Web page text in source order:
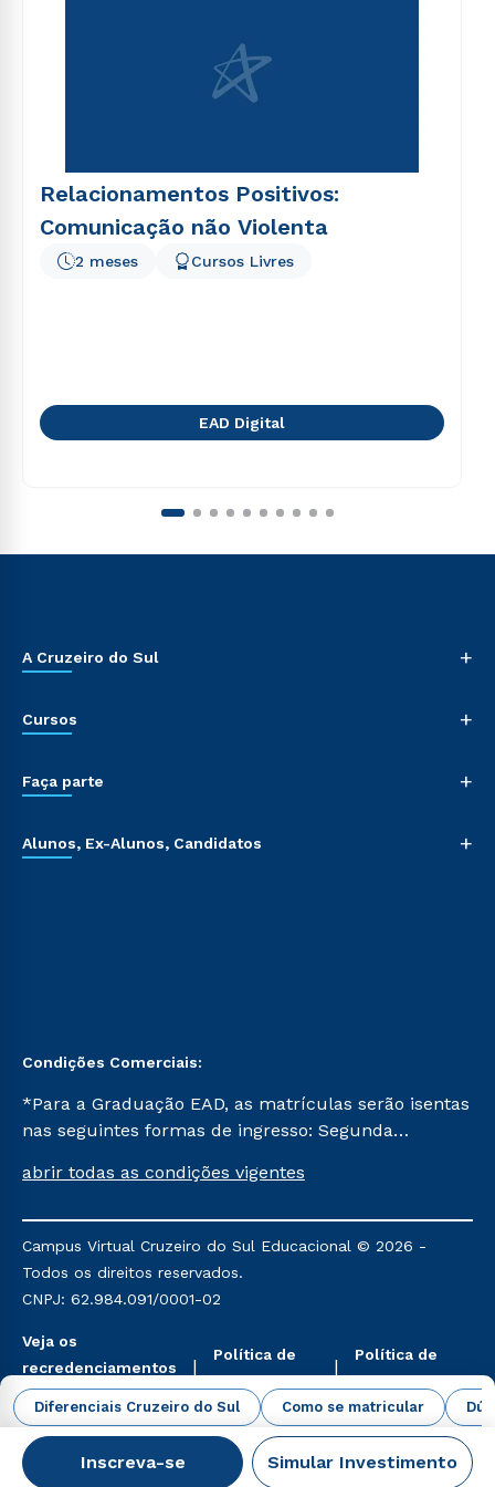
Diferenciais Cruzeiro do Sul Como se matricular
Inscreva-se Simular Investimento
Relacionamentos Positivos:
Comunicação não Violenta
2 meses Cursos Livres
EAD Digital
A Cruzeiro do Sul +
Cursos +
Faça parte +
Alunos, Ex-Alunos, Candidatos +
Condições Comerciais:
*Para a Graduação EAD, as matrículas serão isentas
nas seguintes formas de ingresso: Segunda
Já para as demais, a taxa de matrícula será de R$
mencionadas são referentes aos cursos: Ensino
Religioso, Geografia para a Docência e Metodologia
do Ensino de História: Questões Atuais.
abrir todas as condições vigentes
Campus Virtual Cruzeiro do Sul Educacional © 2026 -
Todos os direitos reservados.
CNPJ: 62.984.091/0001-02
Veja os
recredenciamentos
aqui
Política de
Privacidade
Política de
Cookies